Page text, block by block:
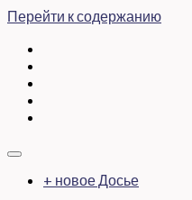
Перейти к содержанию
+ новое Досье